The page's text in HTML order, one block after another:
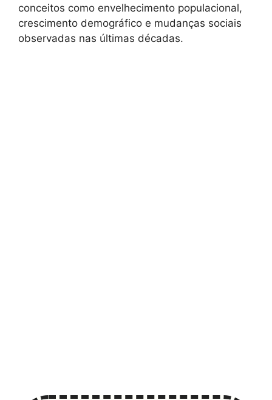
conceitos como envelhecimento populacional,
crescimento demográfico e mudanças sociais
observadas nas últimas décadas.